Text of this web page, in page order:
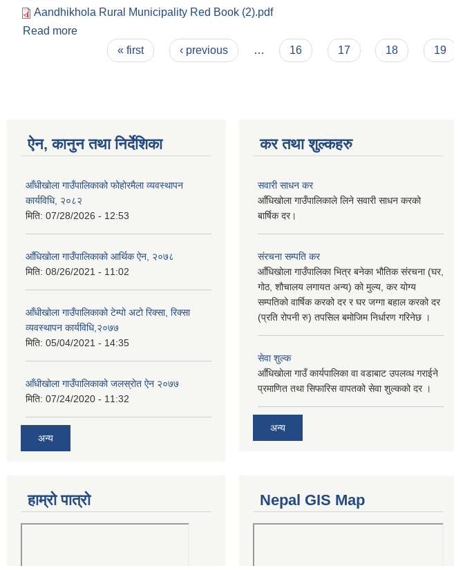
Aandhikhola Rural Municipality Red Book (2).pdf
Read more
« first ‹ previous … 16 17 18 19
ऐन, कानुन तथा निर्देशिका
आँधीखोला गाउँपालिकाको फोहोरमैला व्यवस्थापन
कार्यविधि, २०८२
मिति: 07/28/2026 - 12:53
आँधिखोला गाउँपालिकाको आर्थिक ऐन, २०७८
मिति: 08/26/2021 - 11:02
आँधीखोला गाउँपालिकाको टेम्पो अटो रिक्सा, रिक्सा
व्यवस्थापन कार्यविधि,२०७७
मिति: 05/04/2021 - 14:35
आँधीखोला गाउँपालिकाको जलस्रोत ऐन २०७७
मिति: 07/24/2020 - 11:32
अन्य
कर तथा शुल्कहरु
सवारी साधन कर
आँधिखोला गाउँपालिकाले लिने सवारी साधन करको
बार्षिक दर।
संरचना सम्पति कर
आँधिखोला गाउँपालिका भित्र बनेका भौतिक संरचना (घर,
गोठ, शौचालय लगायत अन्य) को मुल्य, कर योग्य
सम्पतिको वार्षिक करको दर र घर जग्गा बहाल करको दर
(प्रति रोपनी रु) तपसिल बमोजिम निर्धारण गरिनेछ ।
सेवा शुल्क
आँधिखोला गाउँ कार्यपालिका वा वडाबाट उपलव्ध गराईने
प्रमाणित तथा सिफारिस वापतको सेवा शुल्कको दर ।
अन्य
हाम्रो पात्रो Nepal GIS Map